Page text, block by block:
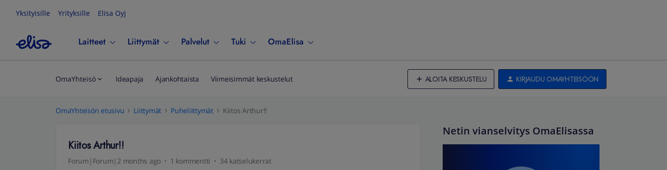
Yksityisille Yrityksille Elisa Oyj
Laitteet Liittymät Palvelut Tuki OmaElisa
OmaYhteisö Ideapaja Ajankohtaista Viimeisimmät keskustelut ALOITA KESKUSTELU KIRJAUDU OMAYHTEISÖÖN
OmaYhteisön etusivu Liittymät Puheliittymät Kiitos Arthur!!
Kiitos Arthur!!
Forum|Forum|2 months ago 1 kommentti 34 katselukerrat
Netin vianselvitys OmaElisassa